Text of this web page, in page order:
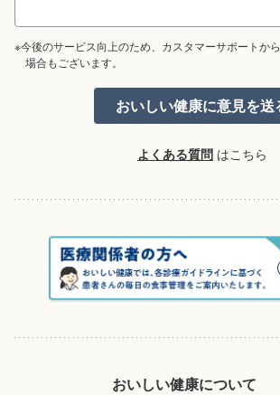
※今後のサービス向上のため、カスタマーサポートか
場合もございます。
よくある質問 はこちら
おいしい健康について